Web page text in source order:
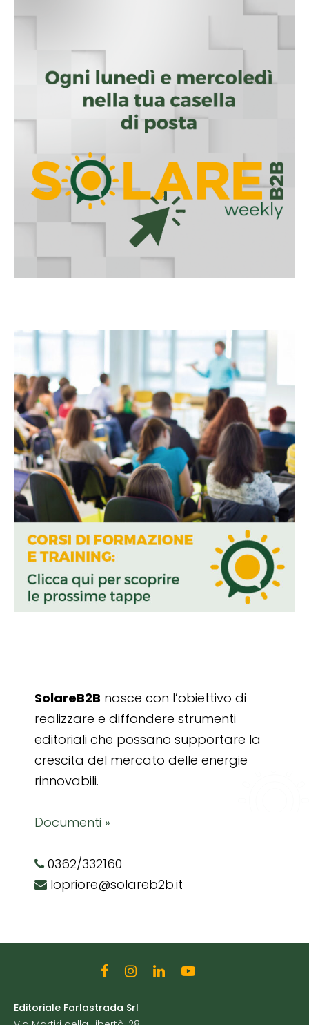
SolareB2B nasce con l’obiettivo di
realizzare e diffondere strumenti
editoriali che possano supportare la
crescita del mercato delle energie
rinnovabili.
Documenti »
0362/332160
lopriore@solareb2b.it
Editoriale Farlastrada Srl